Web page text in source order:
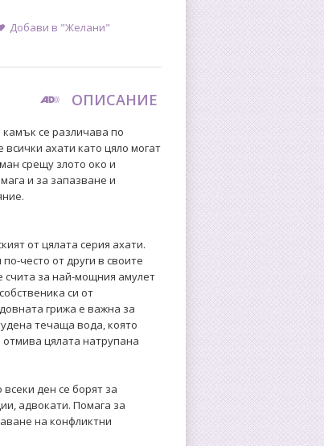
Добави в "Желани"
ОПИСАНИЕ
се различава по
ахати като цяло могат
срещу злото око и
и за запазване и
от цялата серия ахати.
често от други в своите
счита за най-мощния амулет
си от
грижа е важна за
течаща вода, която
цялата натрупана
ден се борят за
адвокати. Помага за
на конфликтни